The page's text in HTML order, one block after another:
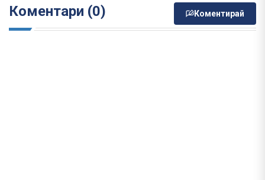
Коментари (0) Коментирай